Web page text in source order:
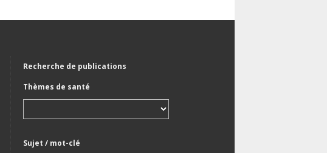
Recherche de publications
Thèmes de santé
Sujet / mot-clé